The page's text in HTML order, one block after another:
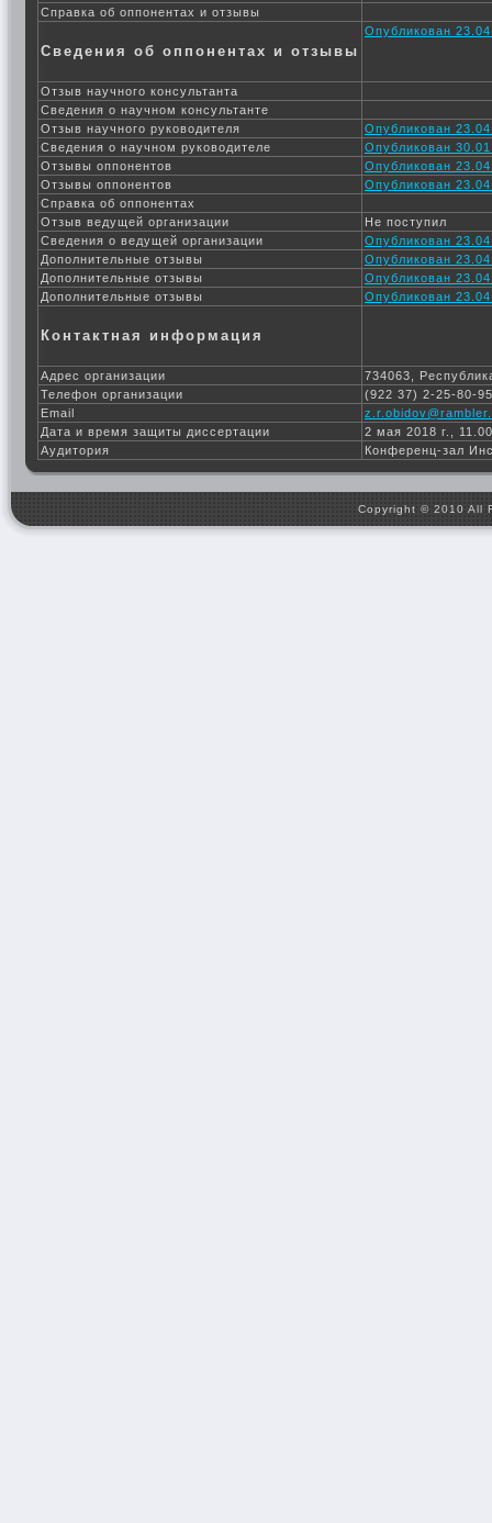
Справка об оппонентах и отзывы
Сведения об оппонентах и отзывы
Опубликован
Отзыв научного консультанта
Сведения о научном консультанте
Отзыв научного руководителя
Опубликован
Сведения о научном руководителе
Опубликован
Отзывы оппонентов
Опубликован
Отзывы оппонентов
Опубликован
Справка об оппонентах
Отзыв ведущей организации
Не поступил
Сведения о ведущей организации
Опубликован
Дополнительные отзывы
Опубликован
Дополнительные отзывы
Опубликован
Дополнительные отзывы
Опубликован
Контактная информация
Адрес организации
734063,
Телефон организации
(922 37) 2-25-80-95
Email
Дата и время защиты диссертации
2 мая 2018 г., 11.00
Аудитория
Конференц-зал
Copyright © 2010 All